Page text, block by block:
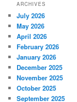
ARCHIVES
July 2026
May 2026
April 2026
February 2026
January 2026
December 2025
November 2025
October 2025
September 2025